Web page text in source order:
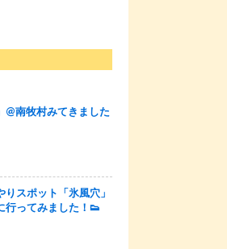
@南牧村みてきました
りスポット「氷風穴」
行ってみました！👟